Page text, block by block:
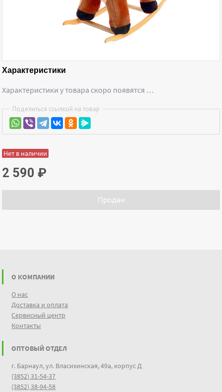
Характеристики
Характеристики у товара скоро появятся …
Поделиться ссылкой на товар
Нет в наличии
2 590₽
Продан
О КОМПАНИИ
О нас
Доставка и оплата
Сервисный центр
Контакты
ОПТОВЫЙ ОТДЕЛ
г. Барнаул, ул. Власихинская, 49а, корпус Д
(3852) 31-54-37
(3852) 38-94-58